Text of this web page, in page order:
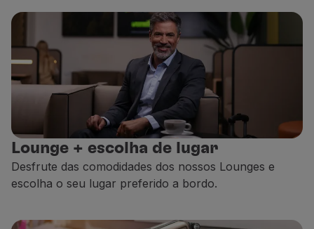
Lounge + escolha de lugar
Desfrute das comodidades dos nossos Lounges e
escolha o seu lugar preferido a bordo.